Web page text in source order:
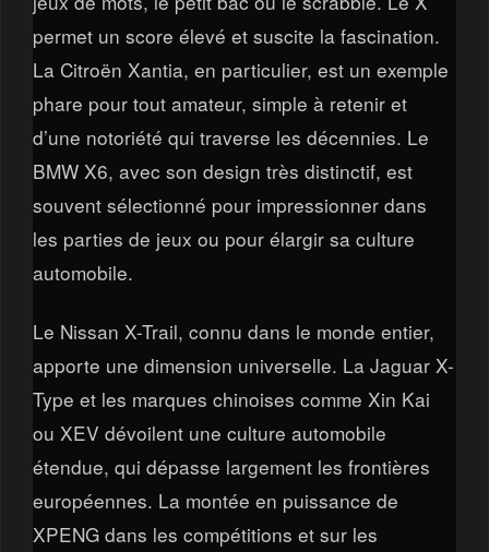
permet un score élevé et suscite la fascination.
La Citroën Xantia, en particulier, est un exemple
phare pour tout amateur, simple à retenir et
d’une notoriété qui traverse les décennies. Le
BMW X6, avec son design très distinctif, est
souvent sélectionné pour impressionner dans
les parties de jeux ou pour élargir sa culture
automobile.
Le Nissan X-Trail, connu dans le monde entier,
apporte une dimension universelle. La Jaguar X-
Type et les marques chinoises comme Xin Kai
ou XEV dévoilent une culture automobile
étendue, qui dépasse largement les frontières
européennes. La montée en puissance de
XPENG dans les compétitions et sur les